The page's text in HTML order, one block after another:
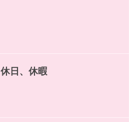
休日、休暇